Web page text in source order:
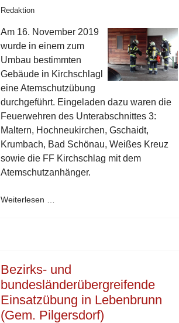
Redaktion
Am 16. November 2019
wurde in einem zum
Umbau bestimmten
Gebäude in Kirchschlagl
eine Atemschutzübung
durchgeführt. Eingeladen dazu waren die
Feuerwehren des Unterabschnittes 3:
Maltern, Hochneukirchen, Gschaidt,
Krumbach, Bad Schönau, Weißes Kreuz
sowie die FF Kirchschlag mit dem
Atemschutzanhänger.
Weiterlesen …
Bezirks- und
bundesländerübergreifende
Einsatzübung in Lebenbrunn
(Gem. Pilgersdorf)